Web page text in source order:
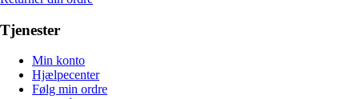
Tjenester
Min konto
Hjælpecenter
Følg min ordre